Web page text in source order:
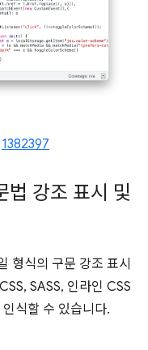
1382397
법 강조 표시 및
형식의 구문 강조 표시
SASS, 인라인 CSS
식할 수 있습니다.